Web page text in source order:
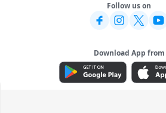
Follow us on
Download App from
ADVERTISEMENT